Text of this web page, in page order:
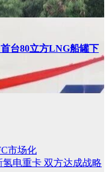
台80立方LNG船罐下
市场化
电重卡 双方达成战略